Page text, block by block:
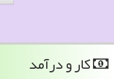
كار و درآمد